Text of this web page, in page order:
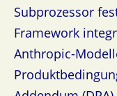
Subprozessor
Framework
Anthropic-